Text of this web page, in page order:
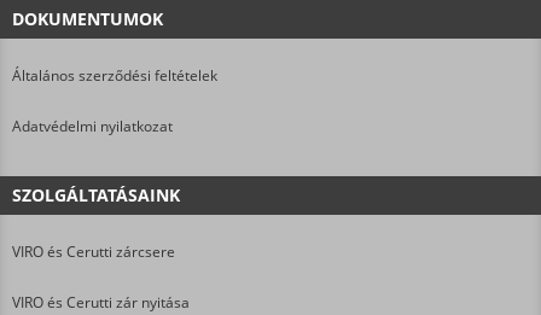
DOKUMENTUMOK
Általános szerződési feltételek
Adatvédelmi nyilatkozat
SZOLGÁLTATÁSAINK
VIRO és Cerutti zárcsere
VIRO és Cerutti zár nyitása